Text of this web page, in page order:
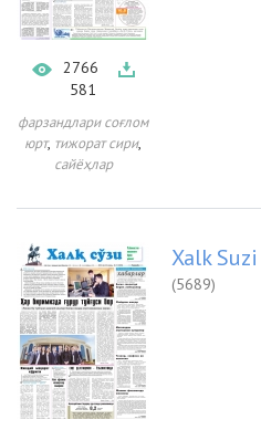
2766
581
фарзандлари соғлом
юрт, тижорат сири,
сайёҳлар
Xalk Suzi
(5689)